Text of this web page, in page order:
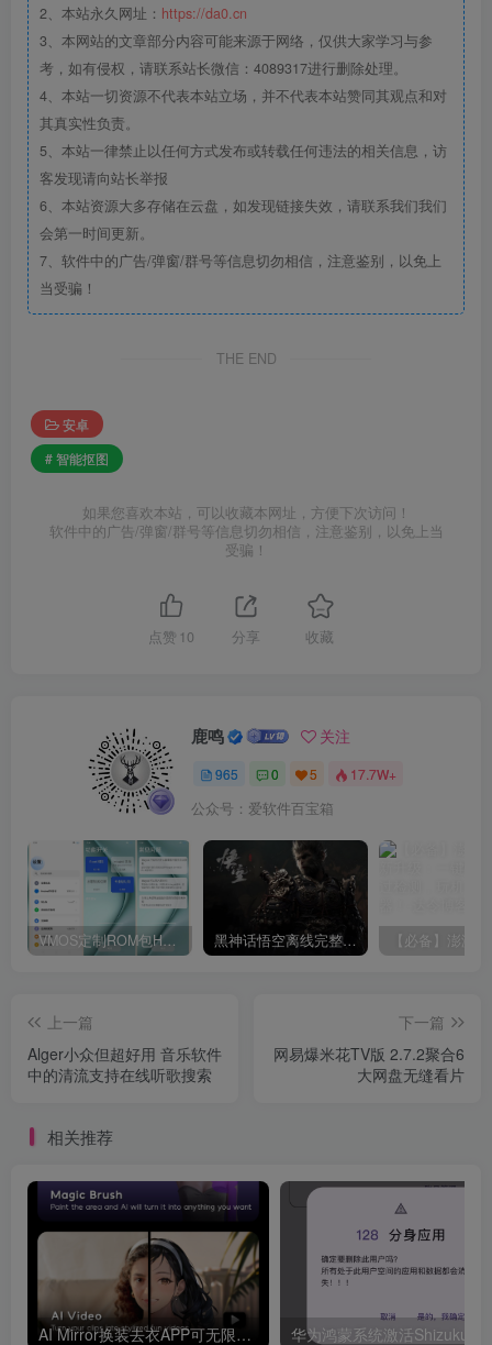
2、本站永久网址： https://da0.cn
3、本网站的文章部分内容可能来源于网络，仅供大家学习与参
考，如有侵权，请联系站长微信：4089317进行删除处理。
4、本站一切资源不代表本站立场，并不代表本站赞同其观点和对
其真实性负责。
5、本站一律禁止以任何方式发布或转载任何违法的相关信息，访
客发现请向站长举报
6、本站资源大多存储在云盘，如发现链接失效，请联系我们我们
会第一时间更新。
7、软件中的广告/弹窗/群号等信息切勿相信，注意鉴别，以免上
当受骗！
THE END
安卓
# 智能抠图
如果您喜欢本站，可以收藏本网址，方便下次访问！
软件中的广告/弹窗/群号等信息切勿相信，注意鉴别，以免上当
受骗！
点赞 10 分享 收藏
鹿鸣 关注
965 0 5 17.7W+
公众号：爱软件百宝箱
VMOS定制ROM包HnciseOS9.6.0兼容解锁 黑神话悟空离线完整版+修改器
上一篇
Alger小众但超好用 音乐软件
中的清流支持在线听歌搜索
下一篇
网易爆米花TV版 2.7.2聚合6
大网盘无缝看片
相关推荐
AI Mirror换装去衣APP可无限白嫖！